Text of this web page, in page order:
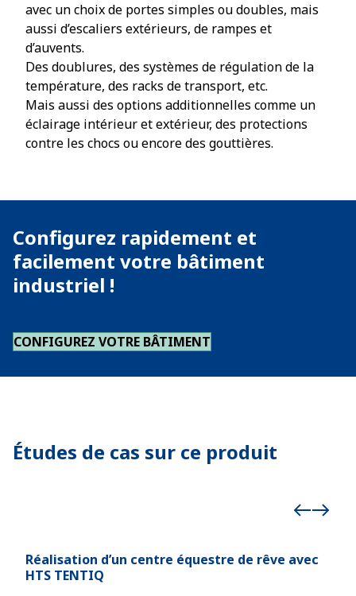
avec un choix de portes simples ou doubles, mais
aussi d’escaliers extérieurs, de rampes et
d’auvents.
Des doublures, des systèmes de régulation de la
température, des racks de transport, etc.
Mais aussi des options additionnelles comme un
éclairage intérieur et extérieur, des protections
contre les chocs ou encore des gouttières.
Configurez rapidement et
facilement votre bâtiment
industriel !
CONFIGUREZ VOTRE BÂTIMENT
Études de cas sur ce produit
Réalisation d’un centre équestre de rêve avec
HTS TENTIQ